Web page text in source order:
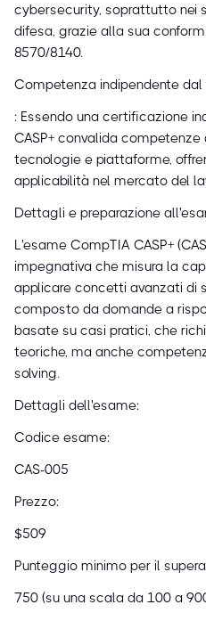
cybersecurity, soprattutto nei
difesa, grazie alla sua
8570/8140.
Competenza indipendente dal
: Essendo una certificazione
CASP+ convalida
tecnologie e piattaforme,
applicabilità nel mercato del
Dettagli e preparazione
L'esame CompTIA CASP+
impegnativa che misura la
applicare concetti avanzati di
composto da domande a
basate su casi pratici, che
teoriche, ma anche
solving.
Dettagli dell'esame:
Codice esame:
CAS-005
Prezzo:
$509
Punteggio minimo per il
750 (su una scala da 100 a